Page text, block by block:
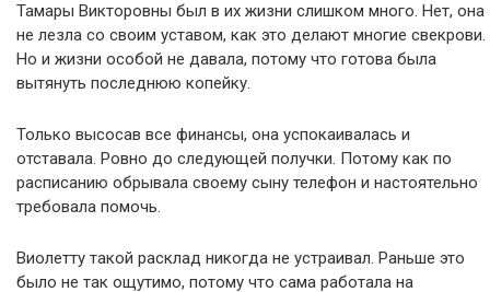
Тамары Викторовны был в их жизни слишком много. Нет, она
не лезла со своим уставом, как это делают многие свекрови.
Но и жизни особой не давала, потому что готова была
вытянуть последнюю копейку.
Только высосав все финансы, она успокаивалась и
отставала. Ровно до следующей получки. Потому как по
расписанию обрывала своему сыну телефон и настоятельно
требовала помочь.
Виолетту такой расклад никогда не устраивал. Раньше это
было не так ощутимо, потому что сама работала на